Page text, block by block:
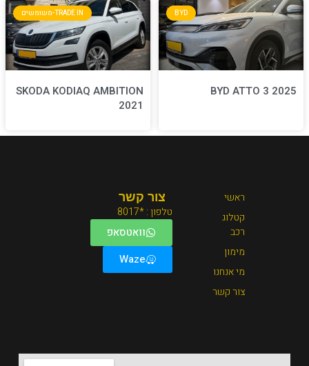
BYD TRADE IN-משומשים
SKODA KODIAQ AMBITION
צור קשר
וואטסאפ
Waze